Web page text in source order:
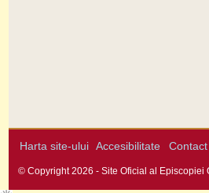
Harta site-ului Accesibilitate Contact
© Copyright 2026 - Site Oficial al Episcopiei